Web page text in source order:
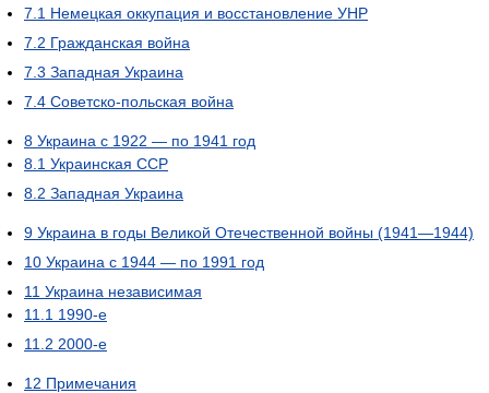
7.1 Немецкая оккупация и восстановление УНР
7.2 Гражданская война
7.3 Западная Украина
7.4 Советско-польская война
8 Украина с 1922 — по 1941 год
8.1 Украинская ССР
8.2 Западная Украина
9 Украина в годы Великой Отечественной войны (1941—1944)
10 Украина с 1944 — по 1991 год
11 Украина независимая
11.1 1990-е
11.2 2000-е
12 Примечания